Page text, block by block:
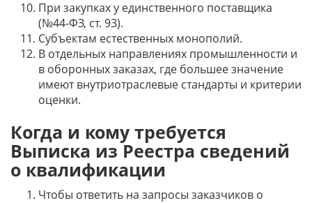
При закупках у единственного поставщика
(№44-ФЗ, ст. 93).
Субъектам естественных монополий.
В отдельных направлениях промышленности и
в оборонных заказах, где большее значение
имеют внутриотраслевые стандарты и критерии
оценки.
Когда и кому требуется
Выписка из Реестра сведений
о квалификации
Чтобы ответить на запросы заказчиков о